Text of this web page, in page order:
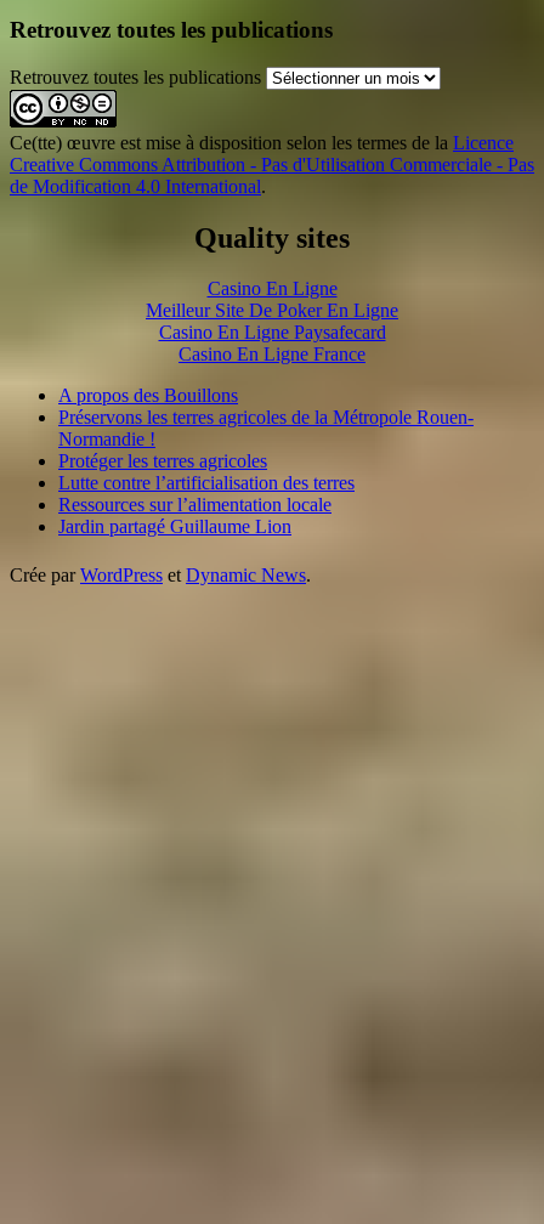
Retrouvez toutes les publications
Retrouvez toutes les publications
Ce(tte) œuvre est mise à disposition selon les termes de la Licence
Creative Commons Attribution - Pas d'Utilisation Commerciale - Pas
de Modification 4.0 International.
Quality sites
Casino En Ligne
Meilleur Site De Poker En Ligne
Casino En Ligne Paysafecard
Casino En Ligne France
A propos des Bouillons
Préservons les terres agricoles de la Métropole Rouen-
Normandie !
Protéger les terres agricoles
Lutte contre l’artificialisation des terres
Ressources sur l’alimentation locale
Jardin partagé Guillaume Lion
Crée parWordPress et Dynamic News.